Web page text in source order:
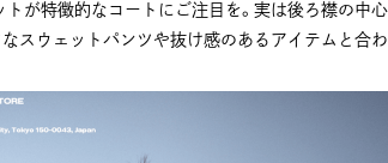
が特徴的なコートにご注目を。実は後ろ襟の中
スウェットパンツや抜け感のあるアイテムと合